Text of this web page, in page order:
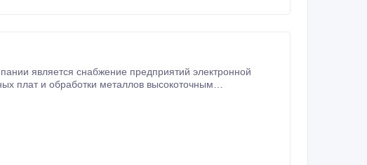
плат и обработки металлов высокоточным